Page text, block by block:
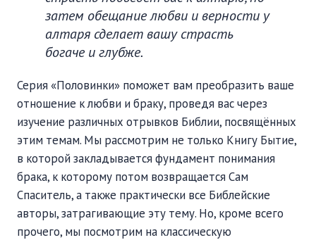
затем обещание любви и верности у
алтаря сделает вашу страсть
богаче и глубже.
Серия «Половинки» поможет вам преобразить ваше
отношение к любви и браку, проведя вас через
изучение различных отрывков Библии, посвящённых
этим темам. Мы рассмотрим не только Книгу Бытие,
в которой закладывается фундамент понимания
брака, к которому потом возвращается Сам
Спаситель, а также практически все Библейские
авторы, затрагивающие эту тему. Но, кроме всего
прочего, мы посмотрим на классическую